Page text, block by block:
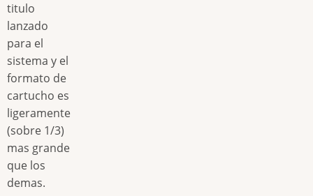
titulo
lanzado
para el
sistema y el
formato de
cartucho es
ligeramente
(sobre 1/3)
mas grande
que los
demas.